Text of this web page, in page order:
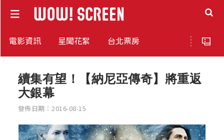
電影資訊 星聞花絮 台北票房
續集有望！【納尼亞傳奇】將重返
大銀幕
發佈日期：2016-08-15